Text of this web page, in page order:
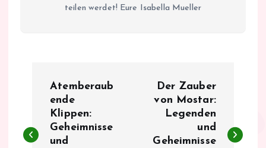
teilen werdet! Eure Isabella Mueller
i
Atemberaub
ende
Klippen:
Geheimnisse
und
Der Zauber
von Mostar:
Legenden
und
Geheimnisse